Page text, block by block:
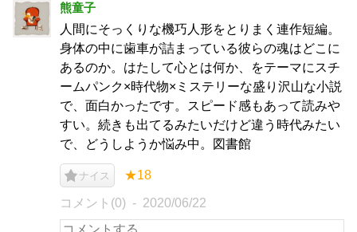
熊童子
人間にそっくりな機巧人形をとりまく連作短編。
身体の中に歯車が詰まっている彼らの魂はどこに
あるのか。はたして心とは何か、をテーマにスチ
ームパンク×時代物×ミステリーな盛り沢山な小説
で、面白かったです。スピード感もあって読みや
すい。続きも出てるみたいだけど違う時代みたい
で、どうしようか悩み中。図書館
ナイス ★18
コメント(0) 2020/06/22